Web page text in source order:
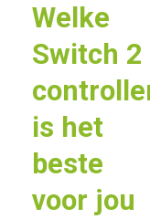
Welke
Switch 2
is het
beste
voor jou